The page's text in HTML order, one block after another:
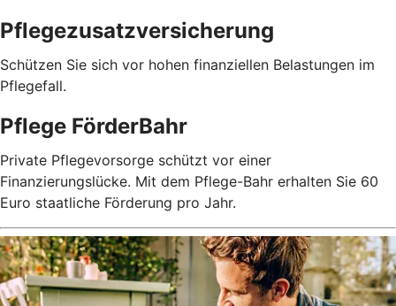
Pflegezusatz­versicherung
Schützen Sie sich vor hohen finanziellen Belastungen im
Pflegefall.
Pflege FörderBahr
Private Pflegevorsorge schützt vor einer
Finanzierungslücke. Mit dem Pflege-Bahr erhalten Sie 60
Euro staatliche Förderung pro Jahr.